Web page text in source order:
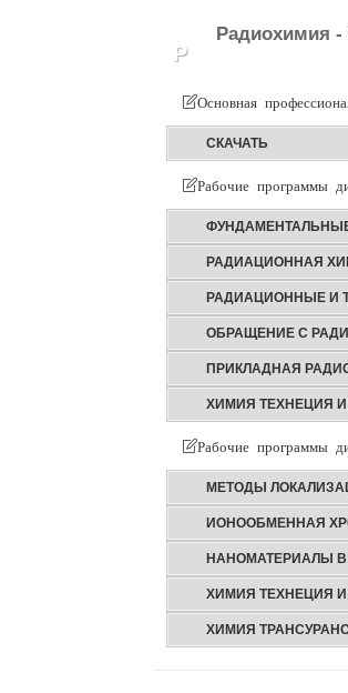
Р
Радиохимия -
Основная
СКАЧАТЬ
Рабочие программы
РАДИАЦИОННАЯ
РАДИАЦИОННЫЕ И
ОБРАЩЕНИЕ С
ПРИКЛАДНАЯ
ХИМИЯ ТЕХНЕЦИЯ
Рабочие программы
МЕТОДЫ
ИОНООБМЕННАЯ
НАНОМАТЕРИАЛЫ
ХИМИЯ ТЕХНЕЦИЯ
ХИМИЯ